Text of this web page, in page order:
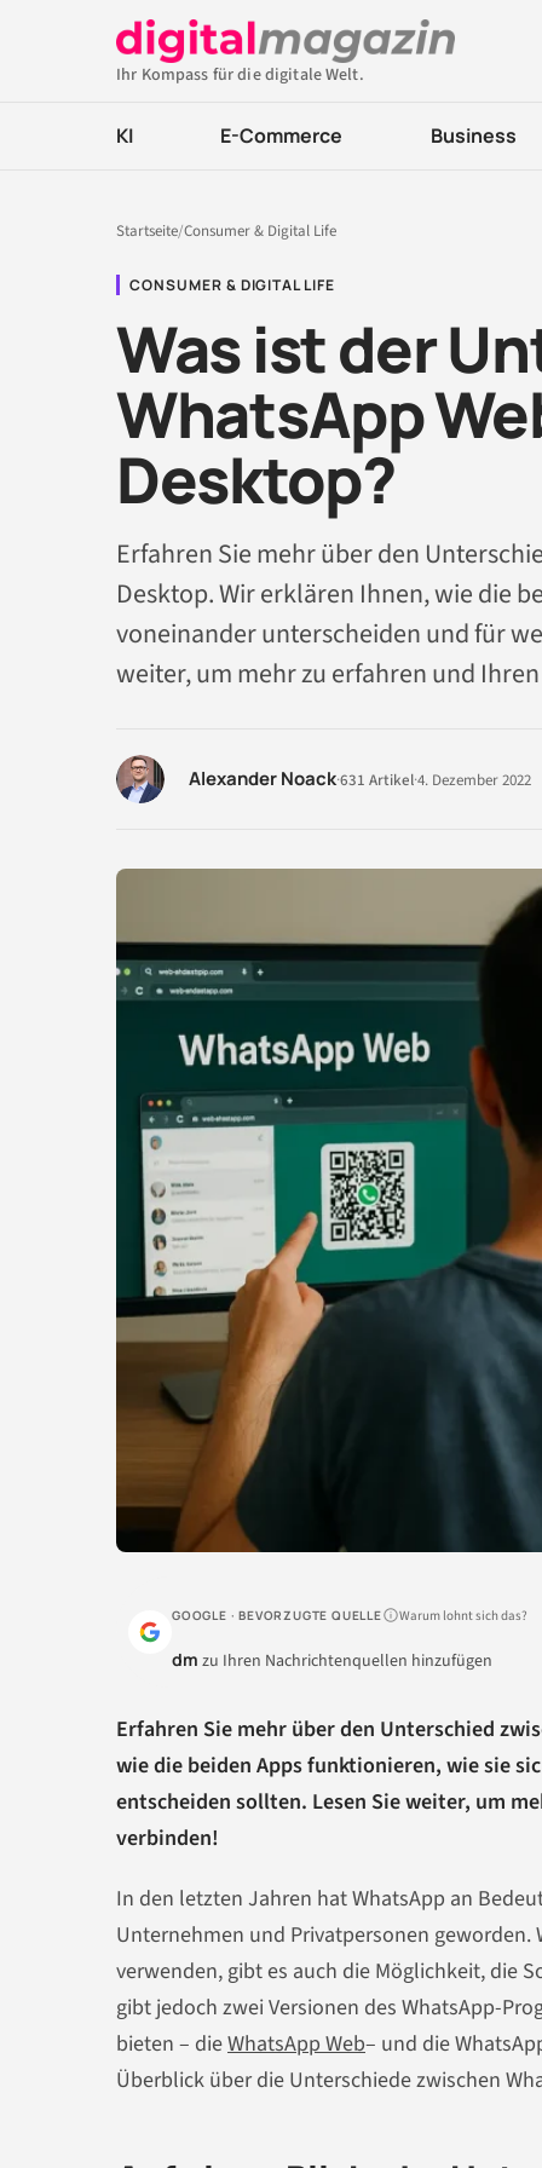
Ihr Kompass für die digitale Welt.
KI E-Commerce Business
Startseite/Consumer & Digital Life
CONSUMER & DIGITAL LIFE
Was ist der
WhatsApp
Desktop?
Erfahren Sie mehr über den
Desktop. Wir erklären Ihnen, wie die
voneinander unterscheiden und für
weiter, um mehr zu erfahren und
Alexander Noack·631 Artikel·4. Dezember 2022
GOOGLE · BEVORZUGTE QUELLE Warum lohnt sich das?
dm zu Ihren Nachrichtenquellen hinzufügen
Erfahren Sie mehr über den Unterschied
wie die beiden Apps funktionieren, wie sie
entscheiden sollten. Lesen Sie weiter, um
verbinden!
In den letzten Jahren hat WhatsApp an
Unternehmen und Privatpersonen
verwenden, gibt es auch die Möglichkeit, die
gibt jedoch zwei Versionen des WhatsApp-
bieten – dieWhatsApp Web– und die
Überblick über die Unterschiede zwischen